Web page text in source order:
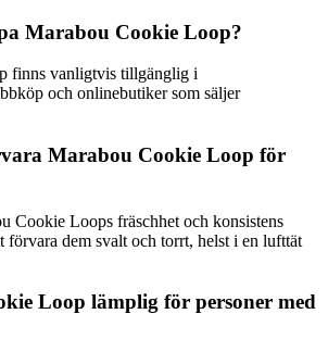
Marabou Cookie Loop?
finns vanligtvis tillgänglig i
och onlinebutiker som säljer
Marabou Cookie Loop för
Cookie Loops fräschhet och konsistens
förvara dem svalt och torrt, helst i en lufttät
Loop lämplig för personer med